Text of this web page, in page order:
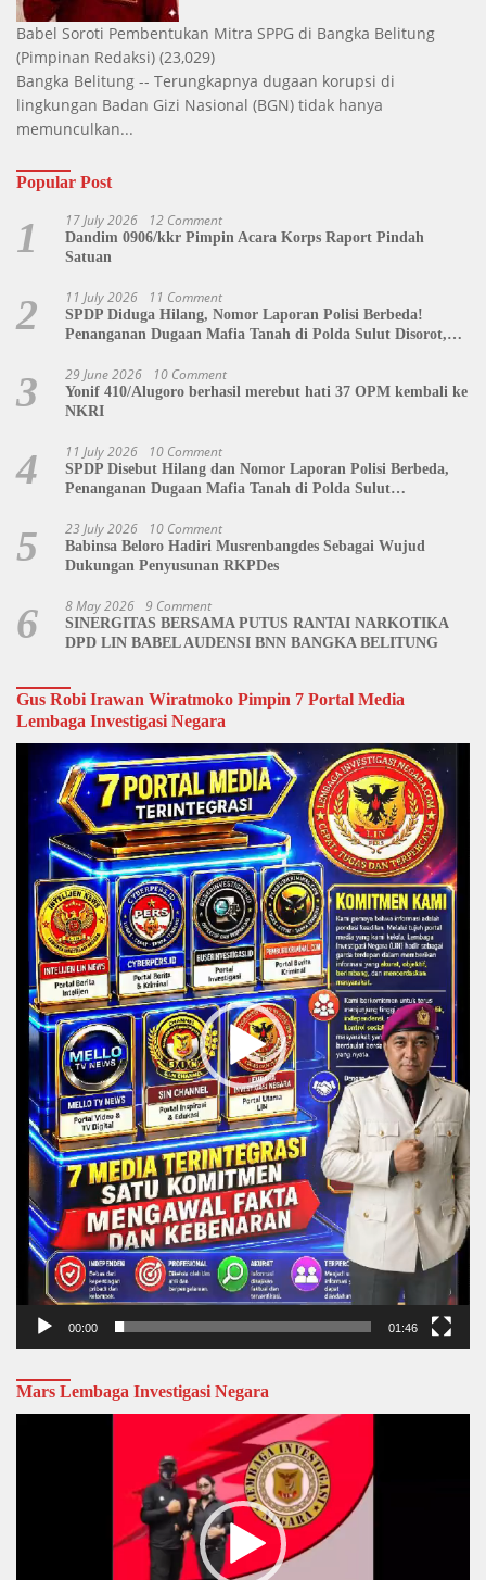
Babel Soroti Pembentukan Mitra SPPG di Bangka Belitung
(Pimpinan Redaksi) (23,029)
Bangka Belitung -- Terungkapnya dugaan korupsi di
lingkungan Badan Gizi Nasional (BGN) tidak hanya
memunculkan...
Popular Post
1 17 July 2026 12 Comment
Dandim 0906/kkr Pimpin Acara Korps Raport Pindah
Satuan
2 11 July 2026 11 Comment
SPDP Diduga Hilang, Nomor Laporan Polisi Berbeda!
Penanganan Dugaan Mafia Tanah di Polda Sulut Disorot,
3 29 June 2026 10 Comment
Yonif 410/Alugoro berhasil merebut hati 37 OPM kembali ke
NKRI
4 11 July 2026 10 Comment
SPDP Disebut Hilang dan Nomor Laporan Polisi Berbeda,
Penanganan Dugaan Mafia Tanah di Polda Sulut
5 23 July 2026 10 Comment
Babinsa Beloro Hadiri Musrenbangdes Sebagai Wujud
Dukungan Penyusunan RKPDes
6 8 May 2026 9 Comment
SINERGITAS BERSAMA PUTUS RANTAI NARKOTIKA
DPD LIN BABEL AUDENSI BNN BANGKA BELITUNG
Gus Robi Irawan Wiratmoko Pimpin 7 Portal Media
Lembaga Investigasi Negara
Video
Player
00:00 01:46
Mars Lembaga Investigasi Negara